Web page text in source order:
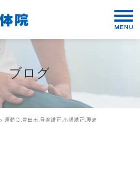
ブログ
運動会,豊田市,骨盤矯正,小顔矯正,腰痛